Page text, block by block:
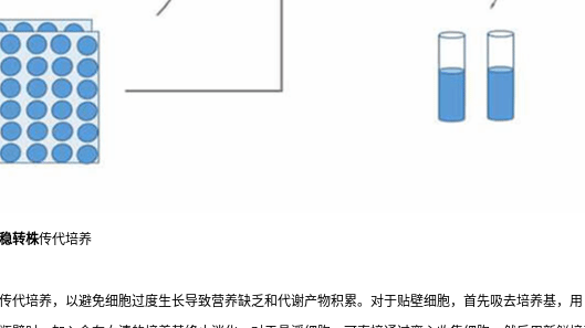
转株传代培养
代培养，以避免细胞过度生长导致营养缺乏和代谢产物积累。对于贴壁细胞，首先吸去培养基，